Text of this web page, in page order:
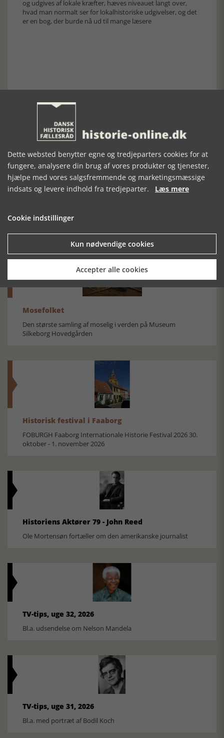
og udgives af lokale kræfter, hæves niveauet langt over,
hvad man normalt ser for lokalhistoriske udgivelser, og det
er en bog, der burde nå ud til mange læsere
SE RELATEREDE ARTIKLER
KZ-FANGEN &
FOLKESTREJKEN DE ILLEGALE
Mosefolket
Den største samling af moselig i verden på Museum
Silkeborg Hovedgården
Historisk festival i Faaborg
FOBURGH Faaborg Internationale Historie Festival 2026 30.
oktober - 1. november 2026
Historiens Aktører 79 - John Reed
Ole Mortensøn fortæller om den amerikanske journalist
TV-tips, uge 32, 2026
Bl.a. udsendelse om Nelson Mandela
TV-tips, uge 31, 2026
Bl.a. med portræt af Bodil Koch
Dette websted benytter egne og tredjeparters cookies for at
fungere, analysere din brug af vores produkter og tjenester,
hjælpe med vores salgsfremmende og marketingsmæssige
indsats og levere indhold fra tredjeparter. Læs mere
Cookie indstillinger
Kun nødvendige cookies
Accepter alle cookies